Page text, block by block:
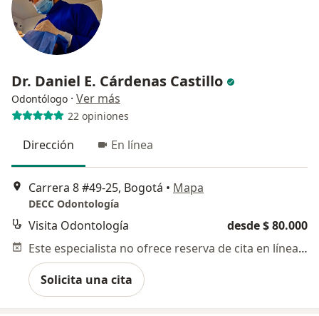
Dr. Daniel E. Cárdenas Castillo
Odontólogo · Ver más
22 opiniones
Dirección En línea
Carrera 8 #49-25, Bogotá • Mapa
DECC Odontología
Visita Odontología
desde $ 80.000
Este especialista no ofrece reserva de cita en línea en esta dirección.
Solicita una cita